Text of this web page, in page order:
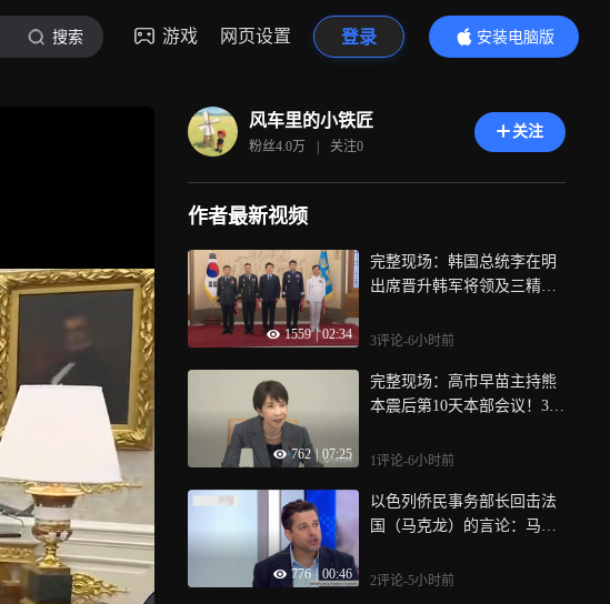
搜索 游戏 网页设置 登录
安装电脑版
内容更精彩
风车里的小铁匠
粉丝4.0万 | 关注0
关注
作者最新视频
1559 | 02:34
完整现场：韩国总统李在明
出席晋升韩军将领及三精剑
3评论-6小时前
762 | 07:25
完整现场：高市早苗主持熊
本震后第10天本部会议！3万
1评论-6小时前
776 | 00:46
以色列侨民事务部长回击法
国（马克龙）的言论：马克
拧了一下刀子
2评论-5小时前